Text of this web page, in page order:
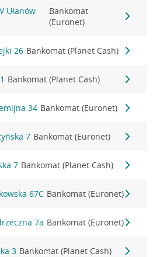
Ułanów
Bankomat
(Euronet)
26 Bankomat (Planet Cash)
Bankomat (Planet Cash)
34 Bankomat (Euronet)
7 Bankomat (Euronet)
7 Bankomat (Planet Cash)
67C Bankomat (Euronet)
7a Bankomat (Euronet)
3 Bankomat (Planet Cash)